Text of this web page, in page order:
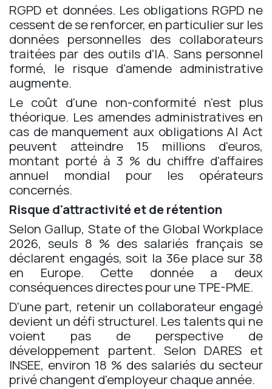
RGPD et données. Les obligations RGPD ne
cessent de se renforcer, en particulier sur les
données personnelles des collaborateurs
traitées par des outils d'IA. Sans personnel
formé, le risque d'amende administrative
augmente.
Le coût d'une non-conformité n'est plus
théorique. Les amendes administratives en
cas de manquement aux obligations AI Act
peuvent atteindre 15 millions d'euros,
montant porté à 3 % du chiffre d'affaires
annuel mondial pour les opérateurs
concernés.
Risque d'attractivité et de rétention
Selon Gallup, State of the Global Workplace
2026, seuls 8 % des salariés français se
déclarent engagés, soit la 36e place sur 38
en Europe. Cette donnée a deux
conséquences directes pour une TPE-PME.
D'une part, retenir un collaborateur engagé
devient un défi structurel. Les talents qui ne
voient pas de perspective de
développement partent. Selon DARES et
INSEE, environ 18 % des salariés du secteur
privé changent d'employeur chaque année.